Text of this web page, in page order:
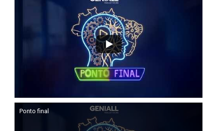
Ponto final